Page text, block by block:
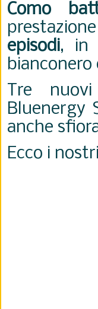
Como
episodi, in
bianconero
Tre
Bluenergy
anche
Ecco i nostri